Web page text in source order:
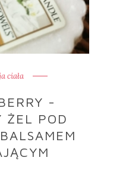
ciała
-
ŻEL POD